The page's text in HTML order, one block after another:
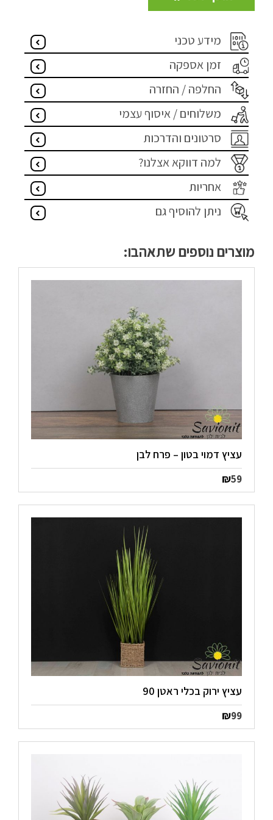
התחבר / הרשםמידע טכני
זמן אספקה
החלפה / החזרה
משלוחים / איסוף עצמי
סרטונים והדרכות
למה דווקא אצלנו?
אחריות
ניתן להוסיף גם
מוצרים נוספים שתאהבו:
עציץ דמוי בטון – פרח לבן
₪59
עציץ ירוק בכלי ראטן 90
₪99